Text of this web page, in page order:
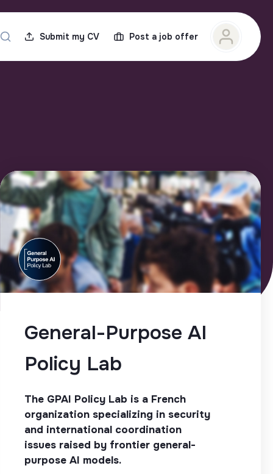
Submit my CV Post a job offer
General-Purpose AI
Policy Lab
The GPAI Policy Lab is a French
organization specializing in security
and international coordination
issues raised by frontier general-
purpose AI models.